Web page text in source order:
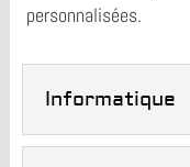
personnalisées.
Informatique